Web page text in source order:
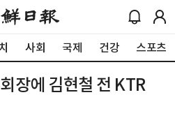
사회 국제 건강 스포츠
장에 김현철 전 KTR